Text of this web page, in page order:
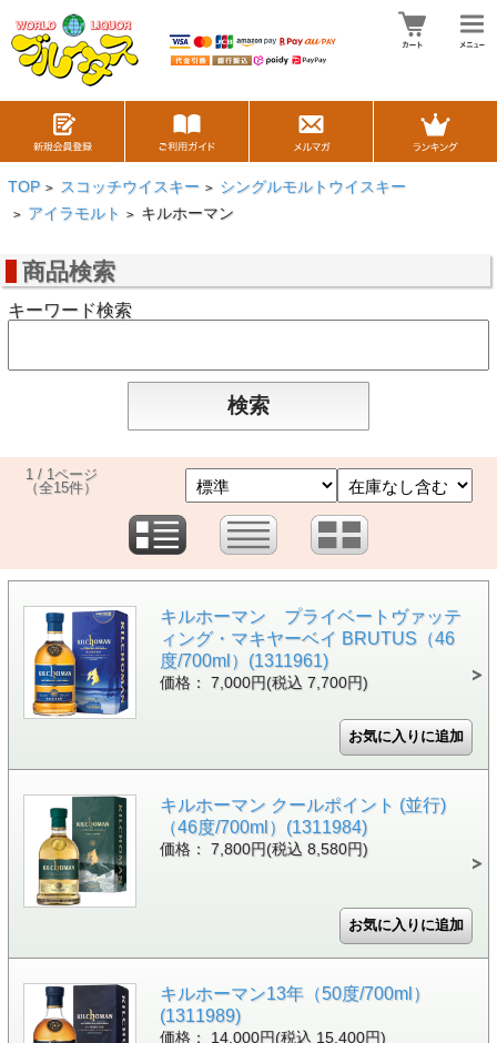
TOP > スコッチウイスキー > シングルモルトウイスキー
> アイラモルト > キルホーマン
商品検索
キーワード検索
1 / 1ページ
（全15件）
キルホーマン プライベートヴァッテ
ィング・マキヤーベイ BRUTUS（46
度/700ml）(1311961)
価格： 7,000円(税込 7,700円)
キルホーマン クールポイント (並行)
（46度/700ml）(1311984)
価格： 7,800円(税込 8,580円)
キルホーマン13年（50度/700ml）
(1311989)
価格： 14,000円(税込 15,400円)